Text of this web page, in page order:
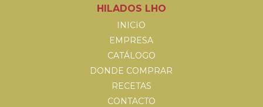
HILADOS LHO
INICIO
EMPRESA
CATÁLOGO
DONDE COMPRAR
RECETAS
CONTACTO